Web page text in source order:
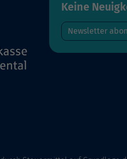
Keine
Newsletter